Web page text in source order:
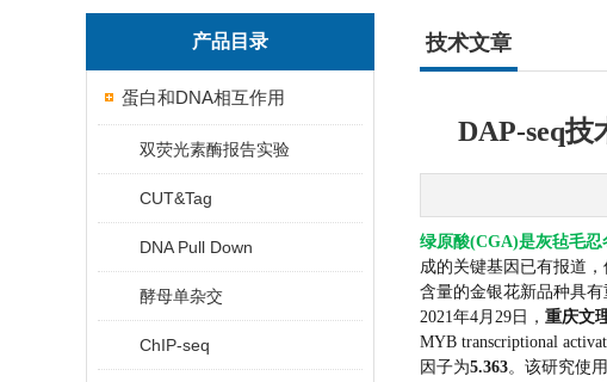
产品目录
蛋白和DNA相互作用
双荧光素酶报告实验
CUT&Tag
DNA Pull Down
酵母单杂交
ChIP-seq
技术文章
DAP-seq
绿原酸(CGA)是灰毡毛忍
成的关键基因已有报道
含量的金银花新品种具有
2021年4月29日， 重庆文
MYB transcriptional
因子为5.363。该研究使用